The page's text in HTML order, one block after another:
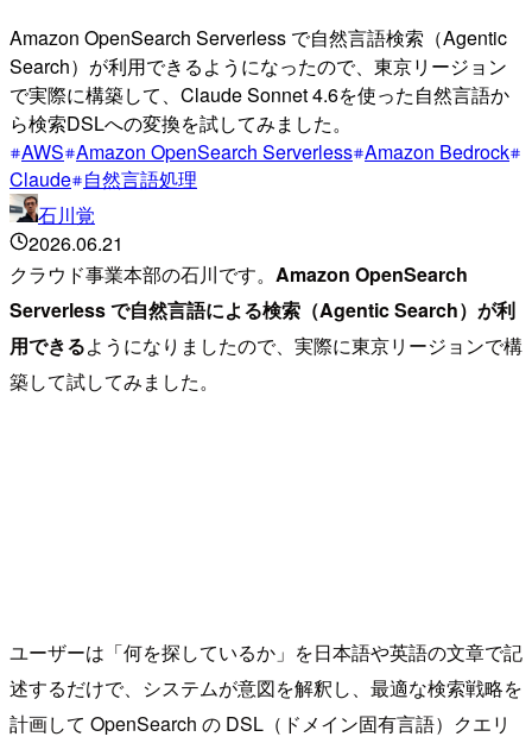
Amazon OpenSearch Serverless で自然言語検索（Agentic
Search）が利用できるようになったので、東京リージョン
で実際に構築して、Claude Sonnet 4.6を使った自然言語か
ら検索DSLへの変換を試してみました。
AWS Amazon OpenSearch Serverless Amazon Bedrock
Claude 自然言語処理
石川覚
2026.06.21
クラウド事業本部の石川です。 Amazon OpenSearch
Serverless で自然言語による検索（Agentic Search）が利
用できるようになりましたので、実際に東京リージョンで構
築して試してみました。
ユーザーは「何を探しているか」を日本語や英語の文章で記
述するだけで、システムが意図を解釈し、最適な検索戦略を
計画して OpenSearch の DSL（ドメイン固有言語）クエリ